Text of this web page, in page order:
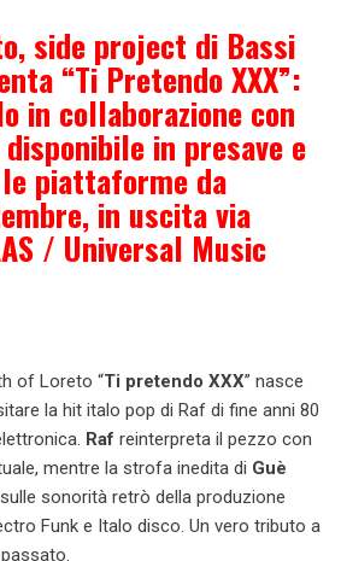
, side project di Bassi
“Ti Pretendo XXX”:
in collaborazione con
in presave e
piattaforme da
, in uscita via
/ Universal Music
of Loreto “Ti pretendo XXX” nasce
la hit italo pop di Raf di fine anni 80
Raf reinterpreta il pezzo con
mentre la strofa inedita di Guè
sonorità retrò della produzione
Funk e Italo disco. Un vero tributo a